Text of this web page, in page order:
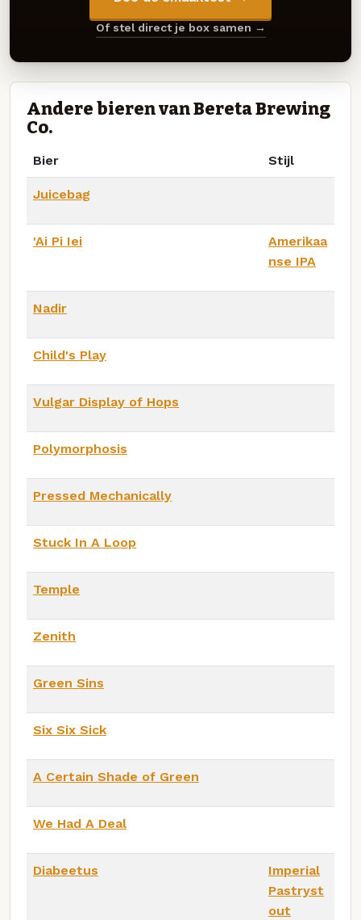
Of stel direct je box samen →
Andere bieren van Bereta Brewing
Co.
Bier Stijl
Juicebag
'Ai Pi Iei
Amerikaa
nse IPA
Nadir
Child's Play
Vulgar Display of Hops
Polymorphosis
Pressed Mechanically
Stuck In A Loop
Temple
Zenith
Green Sins
Six Six Sick
A Certain Shade of Green
We Had A Deal
Diabeetus
Imperial
Pastryst
out